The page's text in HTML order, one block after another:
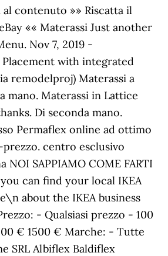
al contenuto »» Riscatta il
«« Materassi Just another
Nov 7, 2019 -
with integrated
remodelproj) Materassi a
mano. Materassi in Lattice
Di seconda mano.
Permaflex online ad ottimo
centro esclusivo
NOI SAPPIAMO COME FARTI
you can find your local IKEA
about the IKEA business
- Qualsiasi prezzo - 100
€ 1500 € Marche: - Tutte
SRL Albiflex Baldiflex